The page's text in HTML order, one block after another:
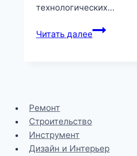
технологических…
Читать далееПри
Ремонт
Строительство
Инструмент
Дизайн и Интерьер